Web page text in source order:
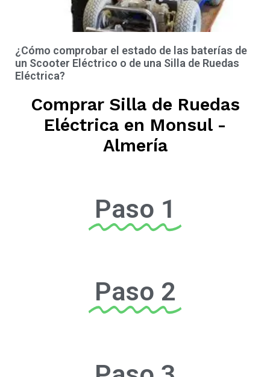
¿Cómo comprobar el estado de las baterías de
un Scooter Eléctrico o de una Silla de Ruedas
Eléctrica?
Comprar Silla de Ruedas
Eléctrica en Monsul -
Almería
Paso 1
Paso 2